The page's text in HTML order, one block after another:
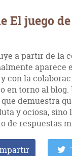
El juego
a partir de la
aparece
con la
en torno al
demuestra
y ociosa,
de respuestas